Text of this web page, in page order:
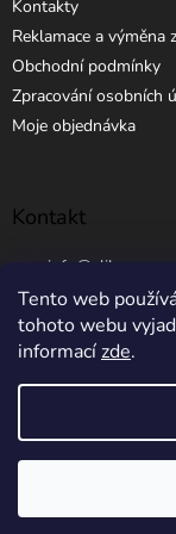
Tento web
tohoto webu
informacízde.
Kontakty
Reklamace a výměna
Obchodní podmínky
Zpracování osobních
Moje objednávka
Kontakt
info @ elibros.cz
+420 734 184